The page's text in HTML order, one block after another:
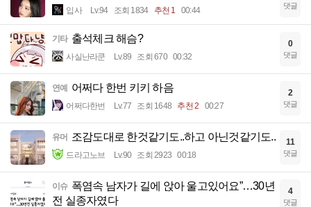
입사 Lv.94 조회 1834 추천 1 00:44 댓글
기타 출석체크 해슴?
사실난라쿤 Lv.89 조회 670 00:32
0
댓글
연예 어쩌다 한번 키키 하음
어쩌다한번 Lv.77 조회 1648 추천 2 00:27
2
댓글
유머 조감도대로 한것같기도..하고 아닌것같기도..
드라고노브 Lv.90 조회 2923 00:18
11
댓글
이슈 폭염속 남자가 길에 앉아 울고있어요”…30년
전 실종자였다
4
댓글